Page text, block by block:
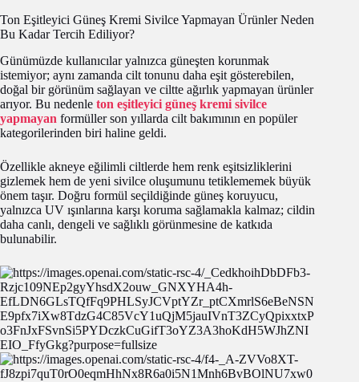
Ton Eşitleyici Güneş Kremi Sivilce Yapmayan Ürünler Neden
Bu Kadar Tercih Ediliyor?
Günümüzde kullanıcılar yalnızca güneşten korunmak
istemiyor; aynı zamanda cilt tonunu daha eşit gösterebilen,
doğal bir görünüm sağlayan ve ciltte ağırlık yapmayan ürünler
arıyor. Bu nedenle ton eşitleyici güneş kremi sivilce
yapmayan formüller son yıllarda cilt bakımının en popüler
kategorilerinden biri haline geldi.
Özellikle akneye eğilimli ciltlerde hem renk eşitsizliklerini
gizlemek hem de yeni sivilce oluşumunu tetiklememek büyük
önem taşır. Doğru formül seçildiğinde güneş koruyucu,
yalnızca UV ışınlarına karşı koruma sağlamakla kalmaz; cildin
daha canlı, dengeli ve sağlıklı görünmesine de katkıda
bulunabilir.